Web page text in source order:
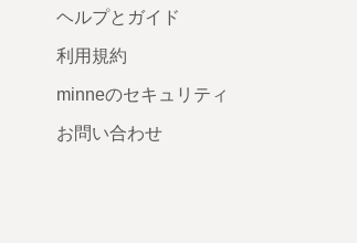
ヘルプとガイド
利用規約
minneのセキュリティ
お問い合わせ